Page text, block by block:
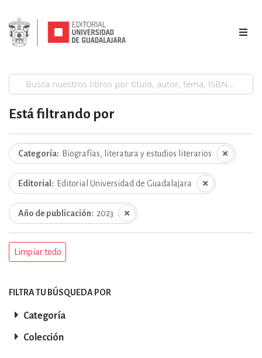
Está filtrando por
Categoría Biografías, literatura y estudios literarios
Editorial Editorial Universidad de Guadalajara
Año de publicación 2023
Limpiar todo
FILTRA TU BÚSQUEDA POR
Categoría
Colección